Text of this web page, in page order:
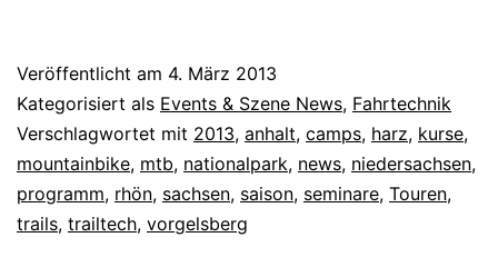
Veröffentlicht am 4. März 2013
Kategorisiert als Events & Szene News, Fahrtechnik
Verschlagwortet mit 2013, anhalt, camps, harz, kurse,
mountainbike, mtb, nationalpark, news, niedersachsen,
programm, rhön, sachsen, saison, seminare, Touren,
trails, trailtech, vorgelsberg